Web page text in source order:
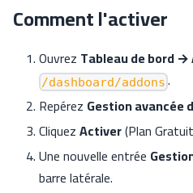
Comment l'activer
Ouvrez Tableau de bord →
/dashboard/addons .
Repérez Gestion avancée
CliquezActiver(Plan
Une nouvelle entrée
barre latérale.